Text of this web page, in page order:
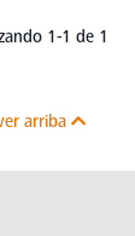
1-1 de 1
arriba